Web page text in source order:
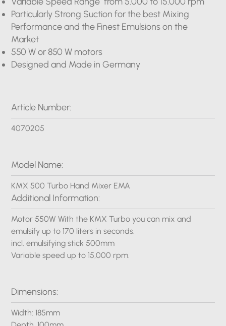
Particularly Strong Suction for the best Mixing
Performance and the Finest Emulsions on the
Market
550 W or 850 W motors
Designed and Made in Germany
Article Number:
4070205
Model Name:
KMX 500 Turbo Hand Mixer EMA
Additional Information:
Motor 550W With the KMX Turbo you can mix and
emulsify up to 170 liters in seconds.
incl. emulsifying stick 500mm
Variable speed up to 15,000 rpm.
Dimensions:
Width: 185mm